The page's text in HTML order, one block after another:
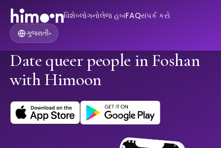
વિશેબ્લોગનોલેજ હબFAQસંપર્ક કરો
ગુજરાતી▾
Date queer people in Foshan
with Himoon